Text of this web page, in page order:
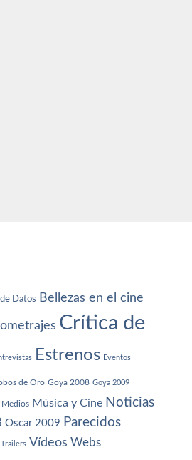
Datos Bellezas en el cine
Crítica de
Estrenos Eventos
de Oro Goya 2008 Goya 2009
Medios Música y Cine Noticias
Oscar 2009 Parecidos
Trailers Vídeos Webs